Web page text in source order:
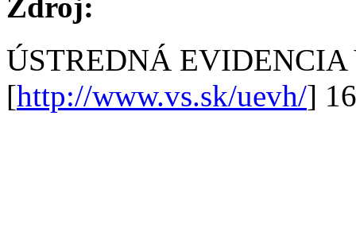
Zdroj:
ÚSTREDNÁ
[http://www.vs.sk/uevh/]